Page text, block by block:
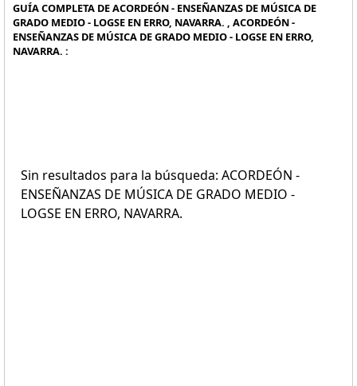
GUÍA COMPLETA DE ACORDEÓN - ENSEÑANZAS DE MÚSICA DE
GRADO MEDIO - LOGSE EN ERRO, NAVARRA. , ACORDEÓN -
ENSEÑANZAS DE MÚSICA DE GRADO MEDIO - LOGSE EN ERRO,
NAVARRA. :
Sin resultados para la búsqueda: ACORDEÓN -
ENSEÑANZAS DE MÚSICA DE GRADO MEDIO -
LOGSE EN ERRO, NAVARRA.